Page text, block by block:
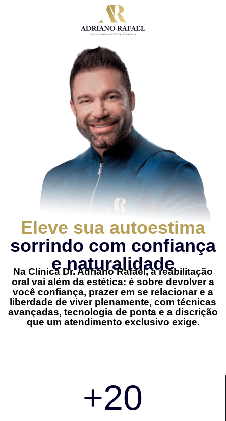
Eleve sua autoestima
sorrindo com confiança
e naturalidade
Na Clínica Dr. Adriano Rafael, a reabilitação
oral vai além da estética: é sobre devolver a
você confiança, prazer em se relacionar e a
liberdade de viver plenamente, com técnicas
avançadas, tecnologia de ponta e a discrição
que um atendimento exclusivo exige.
+20